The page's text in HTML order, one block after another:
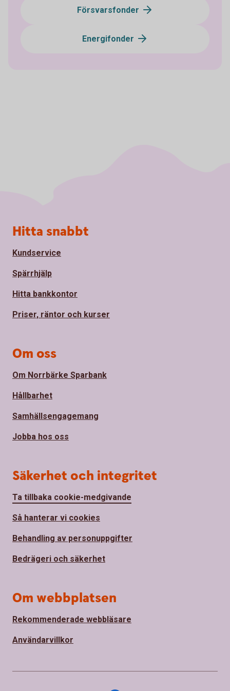
Försvarsfonder
Energifonder
Sidfot
Hitta snabbt
Kundservice
Spärrhjälp
Hitta bankkontor
Priser, räntor och kurser
Om oss
Om Norrbärke Sparbank
Hållbarhet
Samhällsengagemang
Jobba hos oss
Säkerhet och integritet
Ta tillbaka cookie-medgivande
Så hanterar vi cookies
Behandling av personuppgifter
Bedrägeri och säkerhet
Om webbplatsen
Rekommenderade webbläsare
Användarvillkor